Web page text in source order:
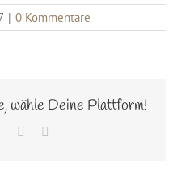
| 0 Kommentare
wähle Deine Plattform!
TwitterPinterest